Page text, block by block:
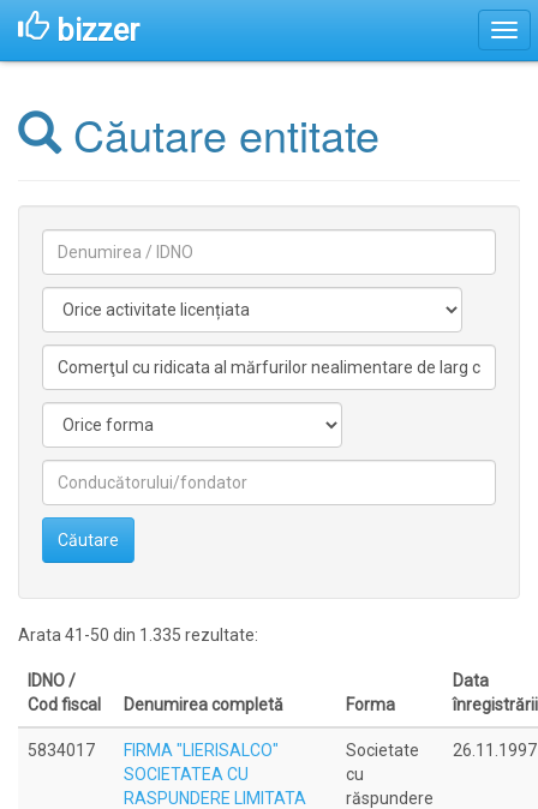
bizzer
Căutare entitate
licentiata
nelicentiata
Căutare
Arata 41-50 din 1.335 rezultate:
IDNO /
Cod fiscal
Denumirea completă Forma
Data
înregistrării
5834017
FIRMA "LIERISALCO"
SOCIETATEA CU
RASPUNDERE LIMITATA
Societate
cu
răspundere
26.11.1997